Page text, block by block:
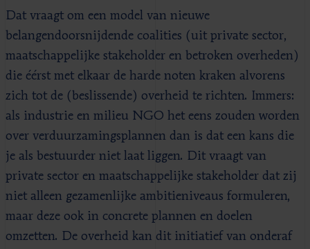
Dat vraagt om een model van nieuwe
belangendoorsnijdende coalities (uit private sector,
maatschappelijke stakeholder en betroken overheden)
die éérst met elkaar de harde noten kraken alvorens
zich tot de (beslissende) overheid te richten. Immers:
als industrie en milieu NGO het eens zouden worden
over verduurzamingsplannen dan is dat een kans die
je als bestuurder niet laat liggen. Dit vraagt van
private sector en maatschappelijke stakeholder dat zij
niet alleen gezamenlijke ambitieniveaus formuleren,
maar deze ook in concrete plannen en doelen
omzetten. De overheid kan dit initiatief van onderaf